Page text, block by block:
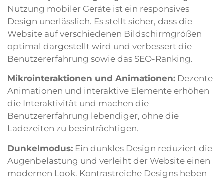
Nutzung mobiler Geräte ist ein responsives
Design unerlässlich. Es stellt sicher, dass die
Website auf verschiedenen Bildschirmgrößen
optimal dargestellt wird und verbessert die
Benutzererfahrung sowie das SEO-Ranking.
Mikrointeraktionen und Animationen: Dezente
Animationen und interaktive Elemente erhöhen
die Interaktivität und machen die
Benutzererfahrung lebendiger, ohne die
Ladezeiten zu beeinträchtigen.
Dunkelmodus: Ein dunkles Design reduziert die
Augenbelastung und verleiht der Website einen
modernen Look. Kontrastreiche Designs heben